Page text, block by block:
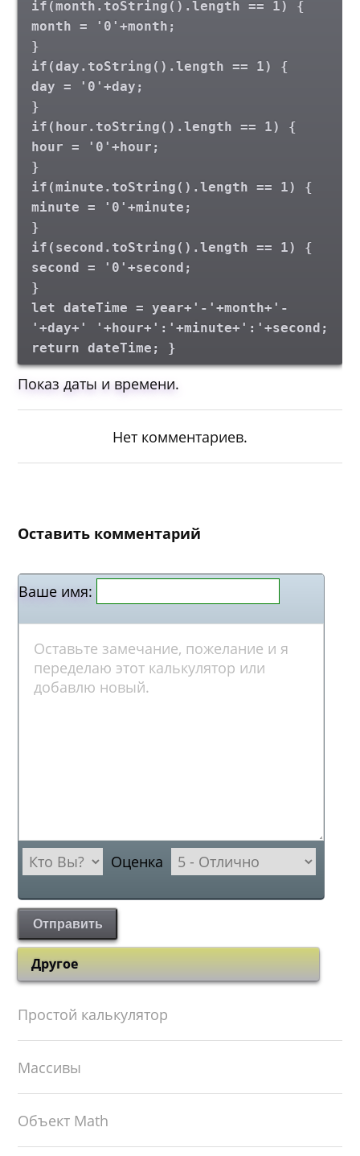
if(month.toString().length == 1) {
month = '0'+month;
}
if(day.toString().length == 1) {
day = '0'+day;
}
if(hour.toString().length == 1) {
hour = '0'+hour;
}
if(minute.toString().length == 1) {
minute = '0'+minute;
}
if(second.toString().length == 1) {
second = '0'+second;
}
let dateTime = year+'-'+month+'-
'+day+' '+hour+':'+minute+':'+second;
return dateTime; }
Показ даты и времени.
Нет комментариев.
Оставить комментарий
Ваше имя:
Оценка
Отправить
Другое
Простой калькулятор
Массивы
Объект Math